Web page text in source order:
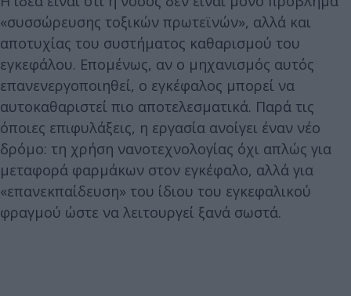
«συσσώρευσης τοξικών πρωτεϊνών», αλλά και
αποτυχίας του συστήματος καθαρισμού του
εγκεφάλου. Επομένως, αν ο μηχανισμός αυτός
επανενεργοποιηθεί, ο εγκέφαλος μπορεί να
αυτοκαθαριστεί πιο αποτελεσματικά. Παρά τις
όποιες επιφυλάξεις, η εργασία ανοίγει έναν νέο
δρόμο: τη χρήση νανοτεχνολογίας όχι απλώς για
μεταφορά φαρμάκων στον εγκέφαλο, αλλά για
«επανεκπαίδευση» του ίδιου του εγκεφαλικού
φραγμού ώστε να λειτουργεί ξανά σωστά.